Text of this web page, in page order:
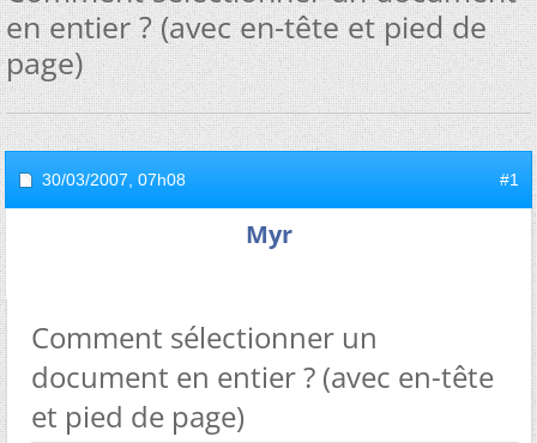
en entier ? (avec en-tête et pied de
page)
30/03/2007, 07h08 #1
Myr
Comment sélectionner un
document en entier ? (avec en-tête
et pied de page)